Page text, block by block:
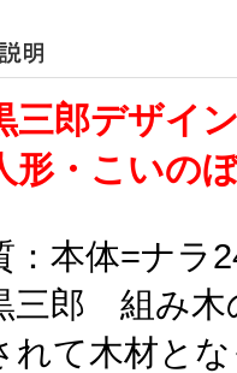
三郎デザイ
形・こいの
：本体=ナラ
三郎 組み木
れて木材と